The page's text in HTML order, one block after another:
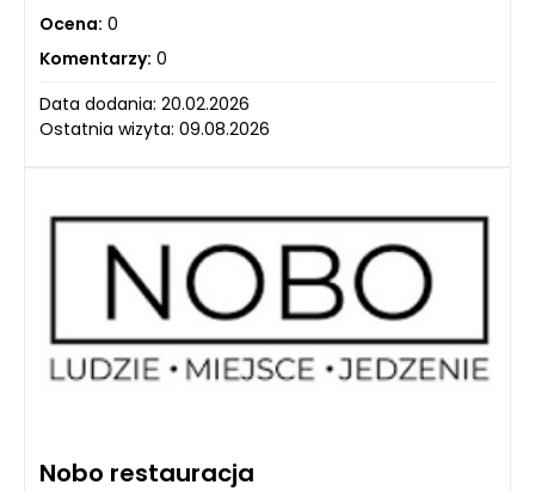
Ocena: 0
Komentarzy: 0
Data dodania: 20.02.2026
Ostatnia wizyta: 09.08.2026
Nobo restauracja